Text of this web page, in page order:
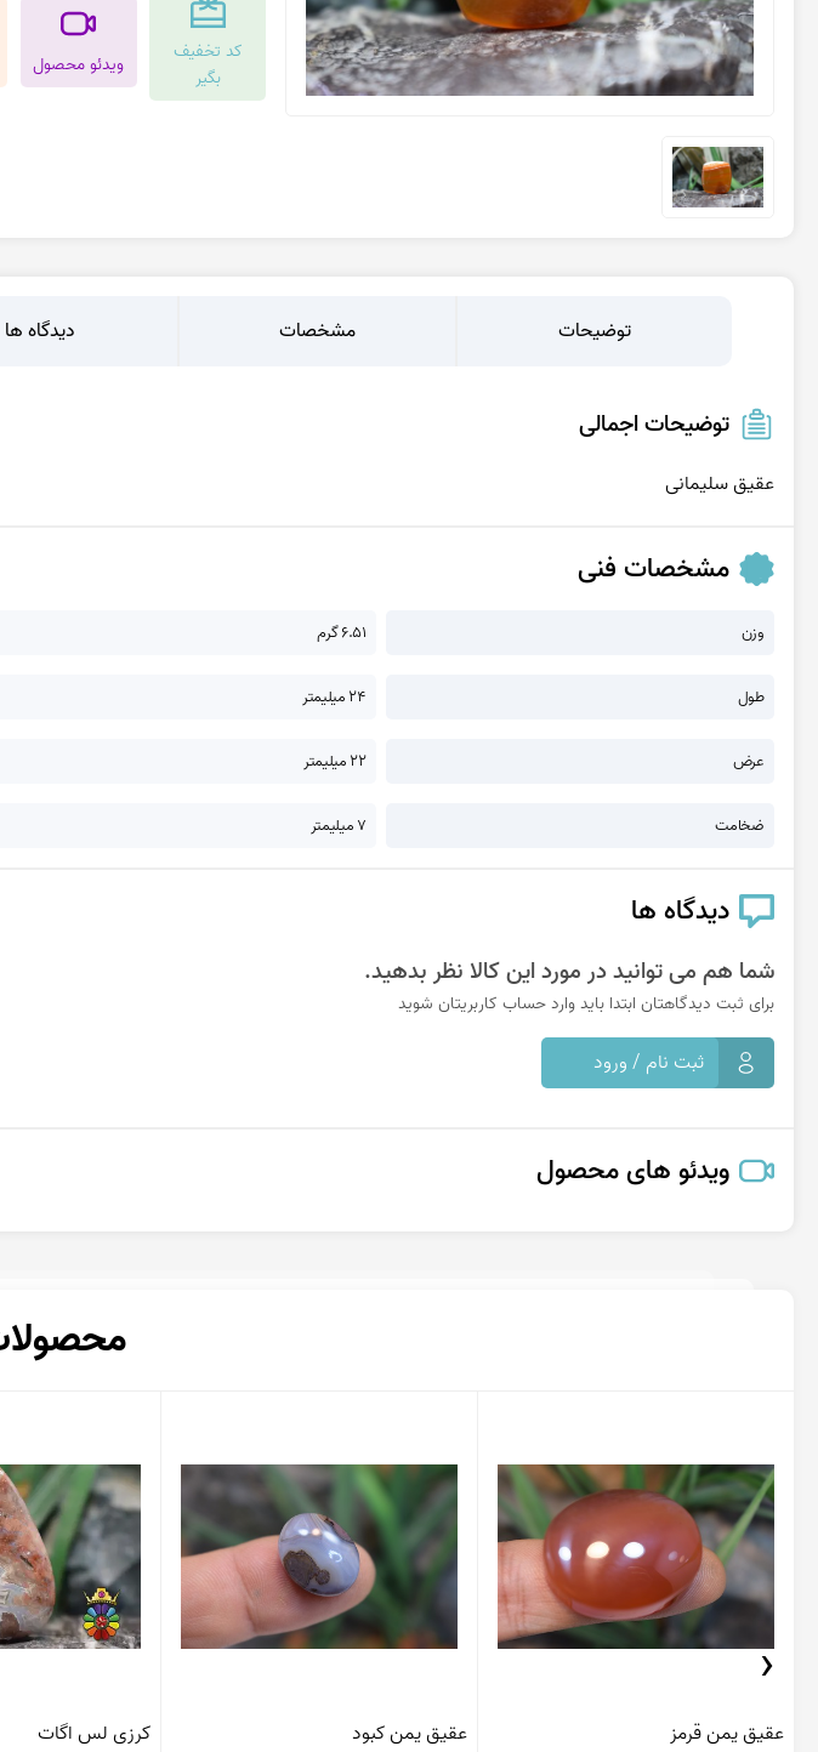
عقیق یمن سبز
عقیق یمن بنفش
استیک اگات
کد تخفیف
بگیر
ویدئو محصول
توضیحات مشخصات دیدگاه ها
توضیحات اجمالی
عقیق سلیمانی
مشخصات فنی
وزن 6.51 گرم
طول 24 میلیمتر
عرض 22 میلیمتر
ضخامت 7 میلیمتر
دیدگاه ها
شما هم می توانید در مورد این کالا نظر بدهید.
برای ثبت دیدگاهتان ابتدا باید وارد حساب کاربریتان شوید
ثبت نام / ورود
ویدئو های محصول
عقیق یمن قرمز عقیق یمن کبود کرزی لس اگات
‹